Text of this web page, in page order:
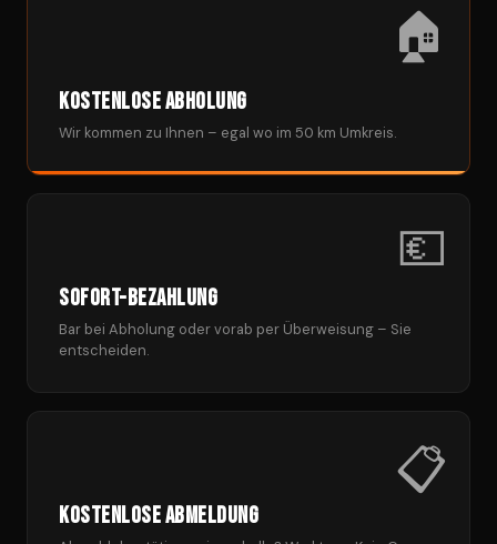
🏠
Kostenlose Abholung
Wir kommen zu Ihnen – egal wo im 50 km Umkreis.
💶
Sofort-Bezahlung
Bar bei Abholung oder vorab per Überweisung – Sie
entscheiden.
📋
Kostenlose Abmeldung